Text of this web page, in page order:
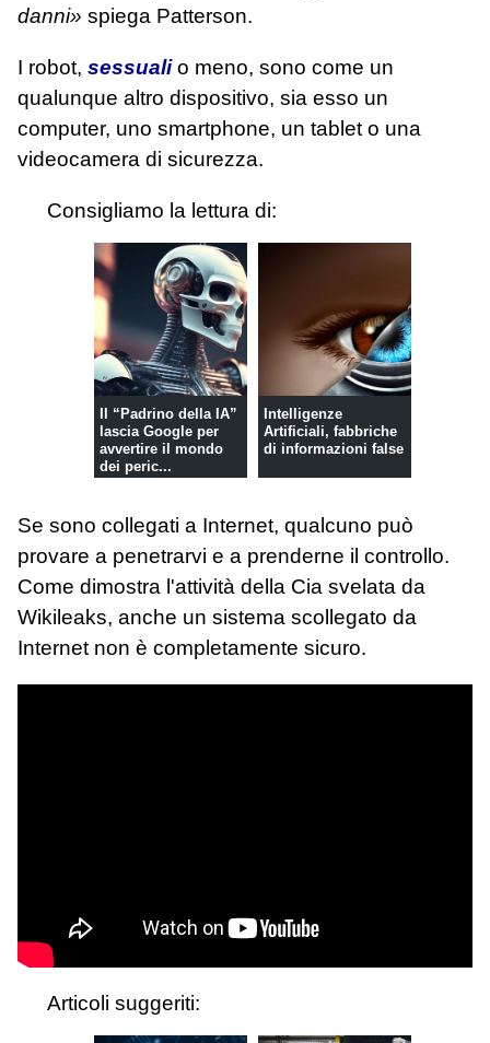
danni» spiega Patterson.
I robot, sessualio meno, sono come un
qualunque altro dispositivo, sia esso un
computer, uno smartphone, un tablet o una
videocamera di sicurezza.
Consigliamo la lettura di:
Il “Padrino della IA”
lascia Google per
avvertire il mondo
dei peric...
Intelligenze
Artificiali, fabbriche
di informazioni false
Se sono collegati a Internet, qualcuno può
provare a penetrarvi e a prenderne il controllo.
Come dimostra l'attività della Cia svelata da
Wikileaks, anche un sistema scollegato da
Internet non è completamente sicuro.
Articoli suggeriti: